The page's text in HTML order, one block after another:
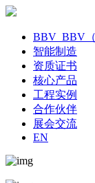
BBV_BBV（
智能制造
资质证书
核心产品
工程实例
合作伙伴
展会交流
EN